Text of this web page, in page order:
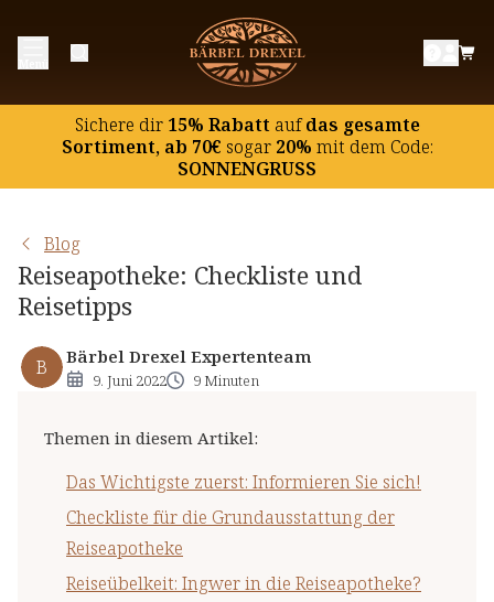
Sichere dir15% Rabatt aufdas gesamte
Sortiment, ab 70€ sogar20% mit dem Code:
SONNENGRUSS
Blog
Reiseapotheke: Checkliste und
Reisetipps
B Bärbel Drexel Expertenteam
9. Juni 2022 9 Minuten
Themen in diesem Artikel:
Das Wichtigste zuerst: Informieren Sie sich!
Checkliste für die Grundausstattung der
Reiseapotheke
Reiseübelkeit: Ingwer in die Reiseapotheke?
Das Wichtigste zuerst: Informieren Sie sich!
Checkliste für die Grundausstattung der
Reiseapotheke
Reiseübelkeit: Ingwer in die Reiseapotheke?
Sonnenschutz nicht vergessen!
Was hilft bei Jetlag und Einschlafproblemen?
Tipps für langes Sitzen auf der Reise